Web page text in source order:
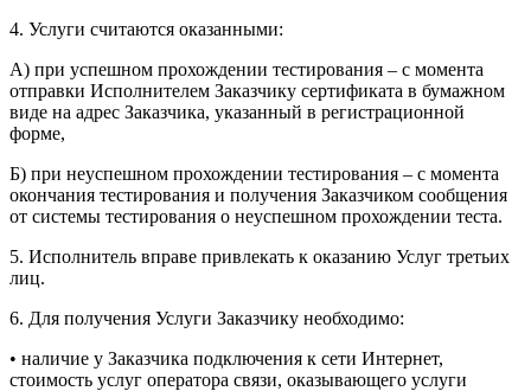
4. Услуги считаются оказанными:
А) при успешном прохождении тестирования – с момента
отправки Исполнителем Заказчику сертификата в бумажном
виде на адрес Заказчика, указанный в регистрационной
форме,
Б) при неуспешном прохождении тестирования – с момента
окончания тестирования и получения Заказчиком сообщения
от системы тестирования о неуспешном прохождении теста.
5. Исполнитель вправе привлекать к оказанию Услуг третьих
лиц.
6. Для получения Услуги Заказчику необходимо:
• наличие у Заказчика подключения к сети Интернет,
стоимость услуг оператора связи, оказывающего услуги